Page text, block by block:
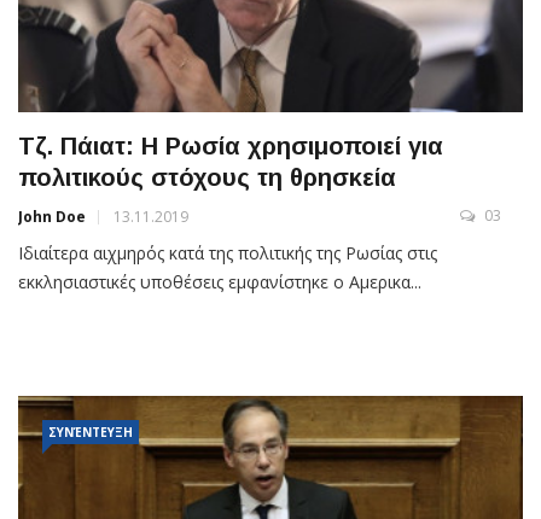
Τζ. Πάιατ: Η Ρωσία χρησιμοποιεί για
πολιτικούς στόχους τη θρησκεία
John Doe 13.11.2019 03
Ιδιαίτερα αιχμηρός κατά της πολιτικής της Ρωσίας στις
εκκλησιαστικές υποθέσεις εμφανίστηκε ο Αμερικα...
ΣΥΝΈΝΤΕΥΞΗ